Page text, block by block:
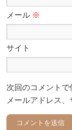
メール ※
サイト
次回のコメントで
メールアドレス、